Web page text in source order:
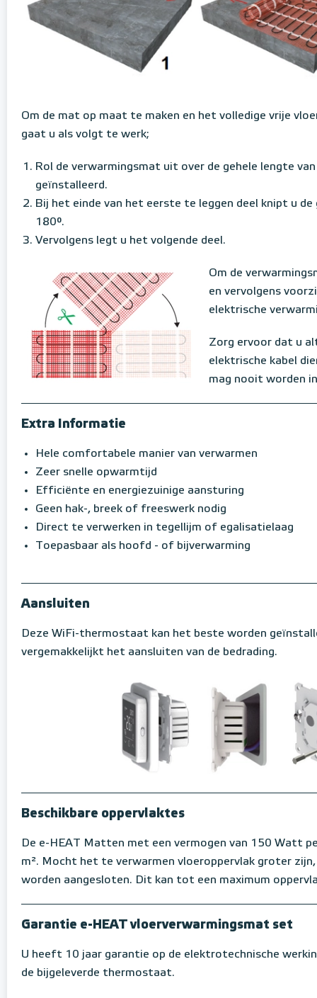
Om de mat op maat te maken en het volledige vrije
gaat u als volgt te werk;
Rol de verwarmingsmat uit over de gehele lengte
geïnstalleerd.
Bij het einde van het eerste te leggen deel knipt u
180°.
Vervolgens legt u het volgende deel.
Om de
en vervolgens
elektrische
Zorg ervoor dat u
elektrische kabel
mag nooit worden
Extra Informatie
Hele comfortabele manier van verwarmen
Zeer snelle opwarmtijd
Efficiënte en energiezuinige aansturing
Geen hak-, breek of freeswerk nodig
Direct te verwerken in tegellijm of egalisatielaag
Toepasbaar als hoofd - of bijverwarming
Aansluiten
Deze WiFi-thermostaat kan het beste worden
vergemakkelijkt het aansluiten van de bedrading.
Beschikbare oppervlaktes
De e-HEAT Matten met een vermogen van 150 Watt
m². Mocht het te verwarmen vloeroppervlak groter
worden aangesloten. Dit kan tot een maximum
Garantie e-HEAT vloerverwarmingsmat set
U heeft 10 jaar garantie op de elektrotechnische
de bijgeleverde thermostaat.